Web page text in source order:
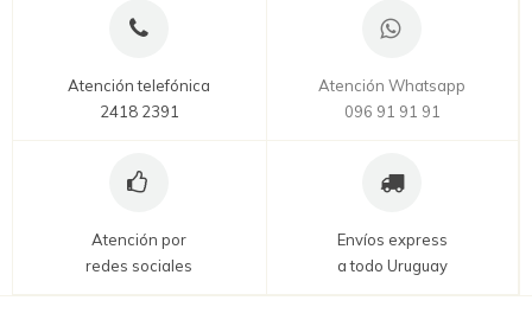
Atención telefónica
2418 2391
Atención Whatsapp
096 91 91 91
Atención por
redes sociales
Envíos express
a todo Uruguay